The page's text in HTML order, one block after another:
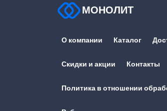
МОНОЛИТ
О компании Каталог
Скидки и акции Контакты
Политика в отношении